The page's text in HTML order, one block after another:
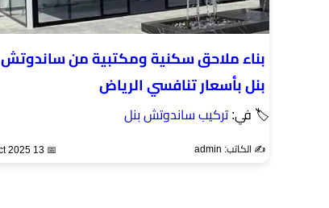
بناء ملاحق سكنية ومكتبية من ساندوتش
بنل بأسعار تنافسي الرياض
🏷 في:تركيب ساندوتش بنل
✍️ الكاتب: admin 📅 13 Oct 2025